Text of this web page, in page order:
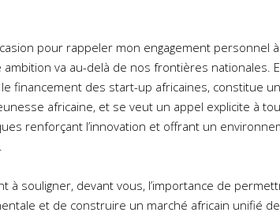
pour rappeler mon engagement personnel
va au-delà de nos frontières nationales.
financement des start-up africaines, constitue
africaine, et se veut un appel explicite à
renforçant l’innovation et offrant un
à souligner, devant vous, l’importance de
et de construire un marché africain unifié